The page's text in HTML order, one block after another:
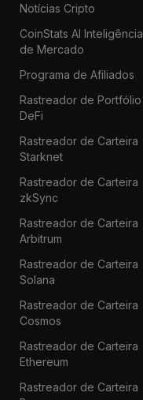
Notícias Cripto
CoinStats AI Inteligência
de Mercado
Programa de Afiliados
Rastreador de Portfólio
DeFi
Rastreador de Carteira
Starknet
Rastreador de Carteira
zkSync
Rastreador de Carteira
Arbitrum
Rastreador de Carteira
Solana
Rastreador de Carteira
Cosmos
Rastreador de Carteira
Ethereum
Rastreador de Carteira